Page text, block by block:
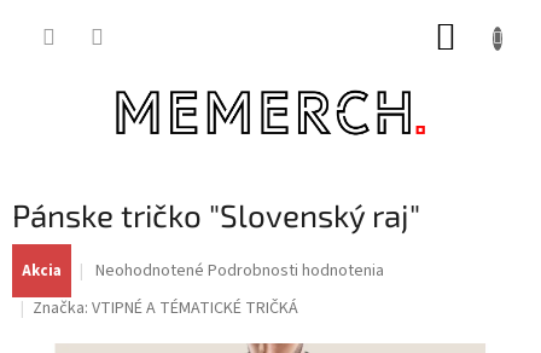
Pánske tričko "Slovenský raj"
Akcia
Priemerné
produktu
je
Neohodnotené Podrobnosti hodnotenia
Značka: VTIPNÉ A TÉMATICKÉ TRIČKÁ